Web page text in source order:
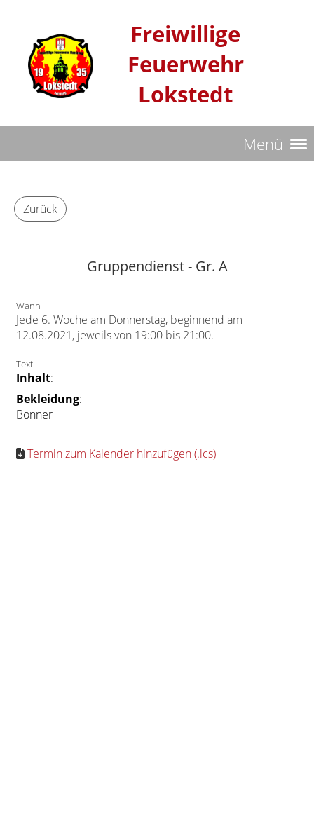
Freiwillige
Feuerwehr
Lokstedt
Menü
Zurück
Gruppendienst - Gr. A
Wann
Jede 6. Woche am Donnerstag, beginnend am
12.08.2021, jeweils von 19:00 bis 21:00.
Text
Inhalt:
Bekleidung:
Bonner
Termin zum Kalender hinzufügen (.ics)